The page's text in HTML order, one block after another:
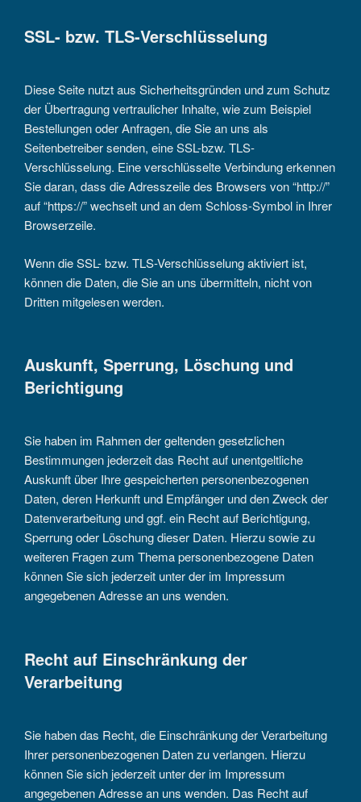
SSL- bzw. TLS-Verschlüsselung
Diese Seite nutzt aus Sicherheitsgründen und zum Schutz
der Übertragung vertraulicher Inhalte, wie zum Beispiel
Bestellungen oder Anfragen, die Sie an uns als
Seitenbetreiber senden, eine SSL-bzw. TLS-
Verschlüsselung. Eine verschlüsselte Verbindung erkennen
Sie daran, dass die Adresszeile des Browsers von “http://”
auf “https://” wechselt und an dem Schloss-Symbol in Ihrer
Browserzeile.
Wenn die SSL- bzw. TLS-Verschlüsselung aktiviert ist,
können die Daten, die Sie an uns übermitteln, nicht von
Dritten mitgelesen werden.
Auskunft, Sperrung, Löschung und
Berichtigung
Sie haben im Rahmen der geltenden gesetzlichen
Bestimmungen jederzeit das Recht auf unentgeltliche
Auskunft über Ihre gespeicherten personenbezogenen
Daten, deren Herkunft und Empfänger und den Zweck der
Datenverarbeitung und ggf. ein Recht auf Berichtigung,
Sperrung oder Löschung dieser Daten. Hierzu sowie zu
weiteren Fragen zum Thema personenbezogene Daten
können Sie sich jederzeit unter der im Impressum
angegebenen Adresse an uns wenden.
Recht auf Einschränkung der
Verarbeitung
Sie haben das Recht, die Einschränkung der Verarbeitung
Ihrer personenbezogenen Daten zu verlangen. Hierzu
können Sie sich jederzeit unter der im Impressum
angegebenen Adresse an uns wenden. Das Recht auf